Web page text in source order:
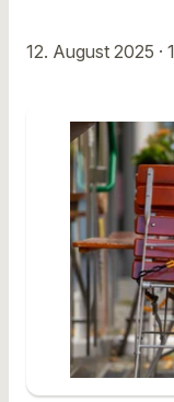
12. August 2025 ·